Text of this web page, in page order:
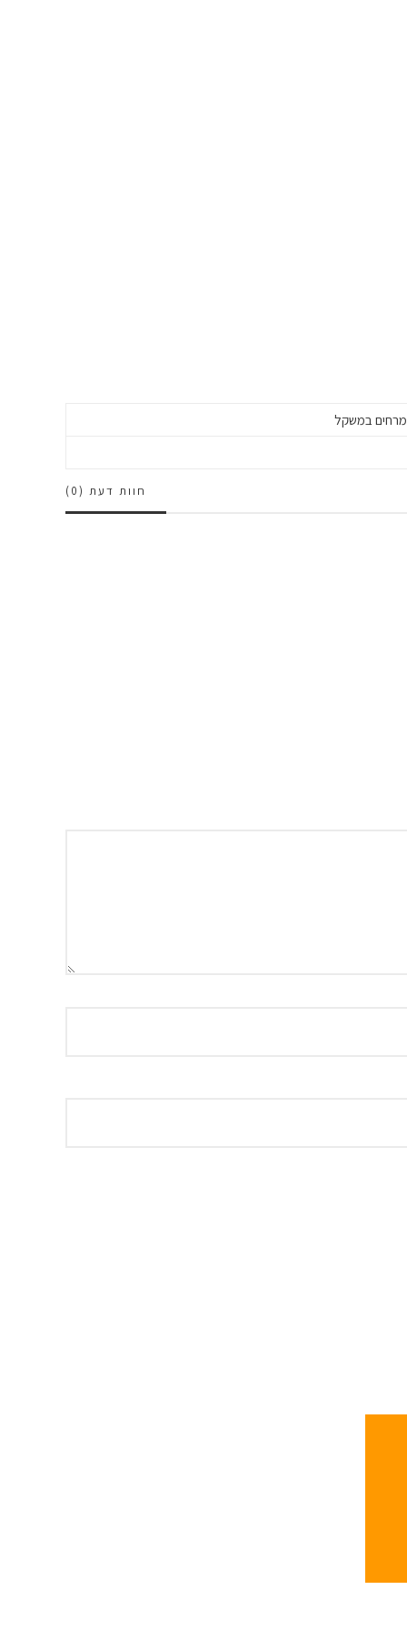
במשקל
חוות דעת (0)